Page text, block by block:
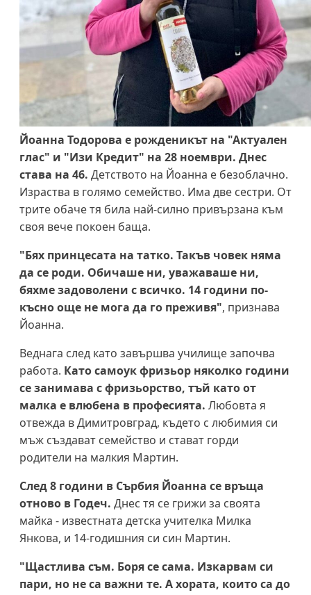
Йоанна Тодорова е рожденикът на "Актуален
глас" и "Изи Кредит" на 28 ноември. Днес
става на 46. Детството на Йоанна е безоблачно.
Израства в голямо семейство. Има две сестри. От
трите обаче тя била най-силно привързана към
своя вече покоен баща.
"Бях принцесата на татко. Такъв човек няма
да се роди. Обичаше ни, уважаваше ни,
бяхме задоволени с всичко. 14 години по-
късно още не мога да го преживя", признава
Йоанна.
Веднага след като завършва училище започва
работа. Като самоук фризьор няколко години
се занимава с фризьорство, тъй като от
малка е влюбена в професията. Любовта я
отвежда в Димитровград, където с любимия си
мъж създават семейство и стават горди
родители на малкия Мартин.
След 8 години в Сърбия Йоанна се връща
отново в Годеч. Днес тя се грижи за своята
майка - известната детска учителка Милка
Янкова, и 14-годишния си син Мартин.
"Щастлива съм. Боря се сама. Изкарвам си
пари, но не са важни те. А хората, които са до